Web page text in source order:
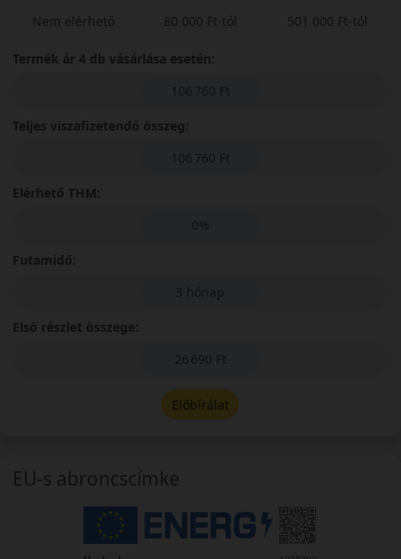
Nem elérhető
80 000 Ft-tól
501 000 Ft-tól
Termék ár 4 db vásárlása esetén:
106 760 Ft
Teljes viszafizetendő összeg:
106 760 Ft
Elérhető THM:
0%
Futamidő:
3 hónap
Első részlet összege:
26 690 Ft
Előbírálat
EU-s abroncscímke